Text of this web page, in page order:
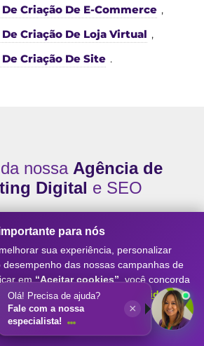
Criação De E-Commerce ,
Criação De Loja Virtual ,
Criação De Site .
nossa Agência de
Digital e SEO
como agência de marketing
no Google, geração de
reais para empresas de todos os
portes.
para nós
sua experiência, personalizar
das nossas campanhas de
em “Aceitar cookies” , você concorda
nossaPolítica de Privacidade.
cookies
Olá! Precisa de ajuda?
Fale com a nossa
especialista!
×